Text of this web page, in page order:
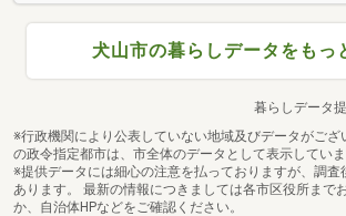
犬山市の暮らしデータをもっ
暮らしデータ
※行政機関により公表していない地域及びデータがご
の政令指定都市は、市全体のデータとして表示していま
※提供データには細心の注意を払っておりますが、調査
あります。 最新の情報につきましては各市区役所まで
か、自治体HPなどをご確認ください。